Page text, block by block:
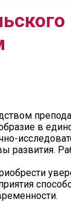
в
развития.